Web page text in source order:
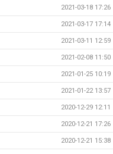
2021-03-18 17:26
2021-03-17 17:14
2021-03-11 12:59
2021-02-08 11:50
2021-01-25 10:19
2021-01-22 13:57
2020-12-29 12:11
2020-12-21 17:26
2020-12-21 15:38